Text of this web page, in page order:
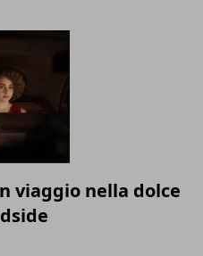
viaggio nella dolce